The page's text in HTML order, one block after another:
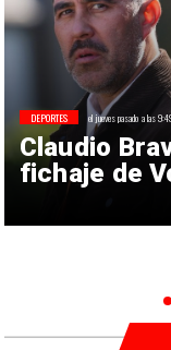
Claudio
fichaje de
DEPORTES el jueves pasado a las